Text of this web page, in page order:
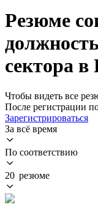
Резюме
сектора
Чтобы видеть все
После регистрации
Зарегистрироваться
За всё время
По соответствию
20 резюме